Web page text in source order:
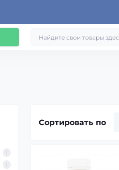
1
1
Сортировать по